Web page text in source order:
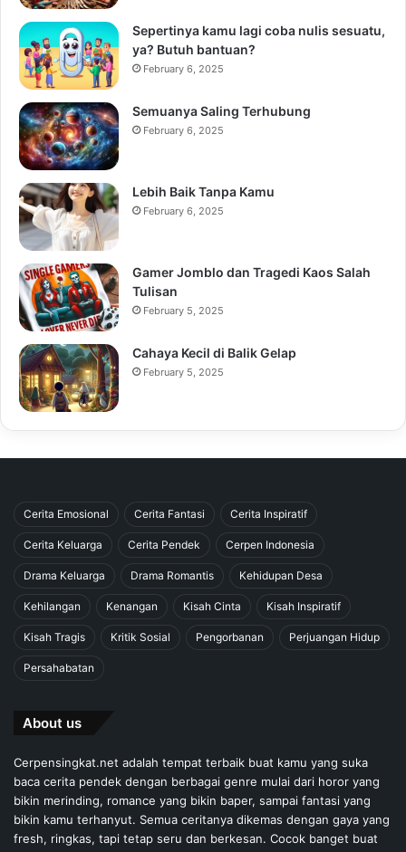
Sepertinya kamu lagi coba nulis sesuatu,
ya? Butuh bantuan?
February 6, 2025
Semuanya Saling Terhubung
February 6, 2025
Lebih Baik Tanpa Kamu
February 6, 2025
Gamer Jomblo dan Tragedi Kaos Salah
Tulisan
February 5, 2025
Cahaya Kecil di Balik Gelap
February 5, 2025
Cerita Emosional Cerita Fantasi Cerita Inspiratif
Cerita Keluarga Cerita Pendek Cerpen Indonesia
Drama Keluarga Drama Romantis Kehidupan Desa
Kehilangan Kenangan Kisah Cinta Kisah Inspiratif
Kisah Tragis Kritik Sosial Pengorbanan Perjuangan Hidup
Persahabatan
About us
Cerpensingkat.net adalah tempat terbaik buat kamu yang suka
baca cerita pendek dengan berbagai genre mulai dari horor yang
bikin merinding, romance yang bikin baper, sampai fantasi yang
bikin kamu terhanyut. Semua ceritanya dikemas dengan gaya yang
fresh, ringkas, tapi tetap seru dan berkesan. Cocok banget buat